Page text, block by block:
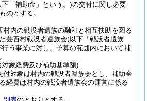
下「補助金」という。)の交付に関し必要
のとする。
村内の戦没者遺族の融和と相互扶助を図る
芸西村戦没者遺族会(以下「戦没者遺族
行う事業に対し、予算の範囲内において補
象経費及び補助基準額)
付対象は村内の戦没者遺族会とし、補助金
経費は村内の戦没者遺族会の運営に係る